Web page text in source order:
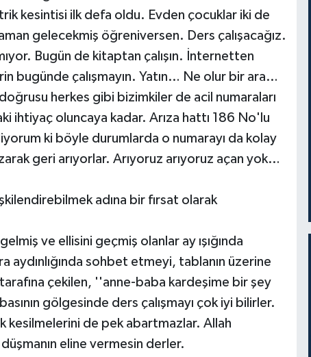
kesintisi ilk defa oldu. Evden çocuklar iki de
gelecekmiş öğreniversen. Ders çalışacağız.
Bugün de kitaptan çalışın. İnternetten
bugünde çalışmayın. Yatın… Ne olur bir ara…
herkes gibi bizimkiler de acil numaraları
ihtiyaç oluncaya kadar. Arıza hattı 186 No'lu
ki böyle durumlarda o numarayı da kolay
geri arıyorlar. Arıyoruz arıyoruz açan yok…
adına bir fırsat olarak
ve ellisini geçmiş olanlar ay ışığında
aydınlığında sohbet etmeyi, tablanın üzerine
çekilen, ''anne-baba kardeşime bir şey
gölgesinde ders çalışmayı çok iyi bilirler.
kesilmelerini de pek abartmazlar. Allah
eline vermesin derler.